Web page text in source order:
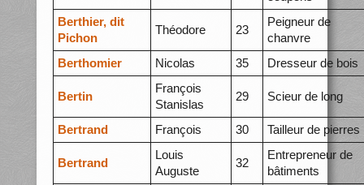
Berthier, dit
Pichon
Théodore 23
Peigneur de
chanvre
Berthomier
Nicolas 35 Dresseur de bois
Bertin
François
Stanislas
29 Scieur de long
Bertrand François 30 Tailleur de pierres
Bertrand
Louis
Auguste
32
Entrepreneur de
bâtiments